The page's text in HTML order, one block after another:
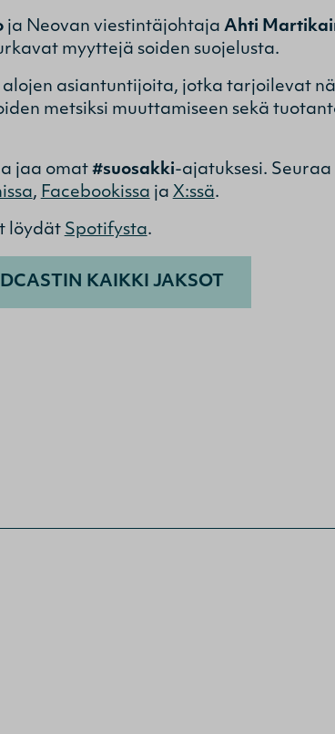
ja Neovan viestintäjohtaja Ahti
myyttejä soiden suojelusta.
asiantuntijoita, jotka tarjoilevat
metsiksi muuttamiseen sekä
jaa omat #suosakki-ajatuksesi. Seuraa
, Facebookissa ja X:ssä.
löydät Spotifysta.
KAIKKI JAKSOT